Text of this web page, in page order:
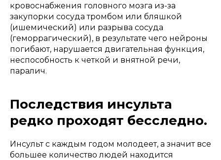
кровоснабжения головного мозга из-за
закупорки сосуда тромбом или бляшкой
(ишемический) или разрыва сосуда
(геморрагический), в результате чего нейроны
погибают, нарушается двигательная функция,
неспособность к четкой и внятной речи,
паралич.
Последствия инсульта
редко проходят бесследно.
Инсульт с каждым годом молодеет, а значит все
большее количество людей находится